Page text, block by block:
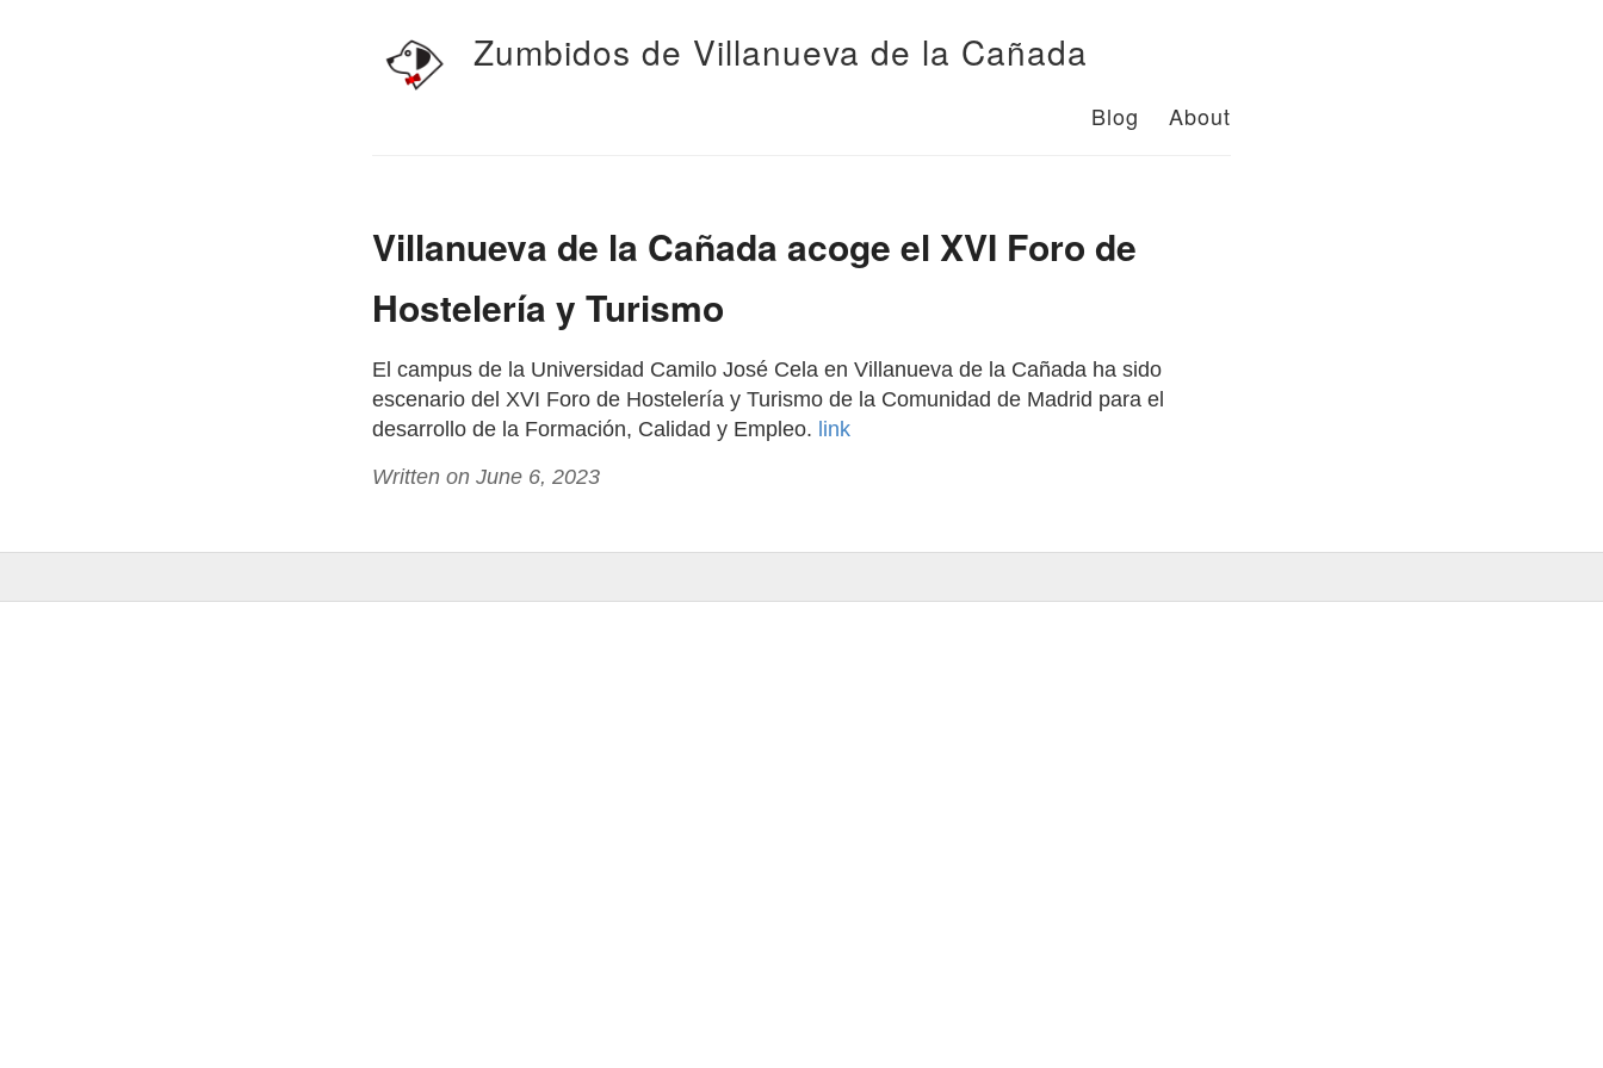
Zumbidos de Villanueva de la Cañada
Blog About
Villanueva de la Cañada acoge el XVI Foro de
Hostelería y Turismo
El campus de la Universidad Camilo José Cela en Villanueva de la Cañada ha sido
escenario del XVI Foro de Hostelería y Turismo de la Comunidad de Madrid para el
desarrollo de la Formación, Calidad y Empleo. link
Written on June 6, 2023